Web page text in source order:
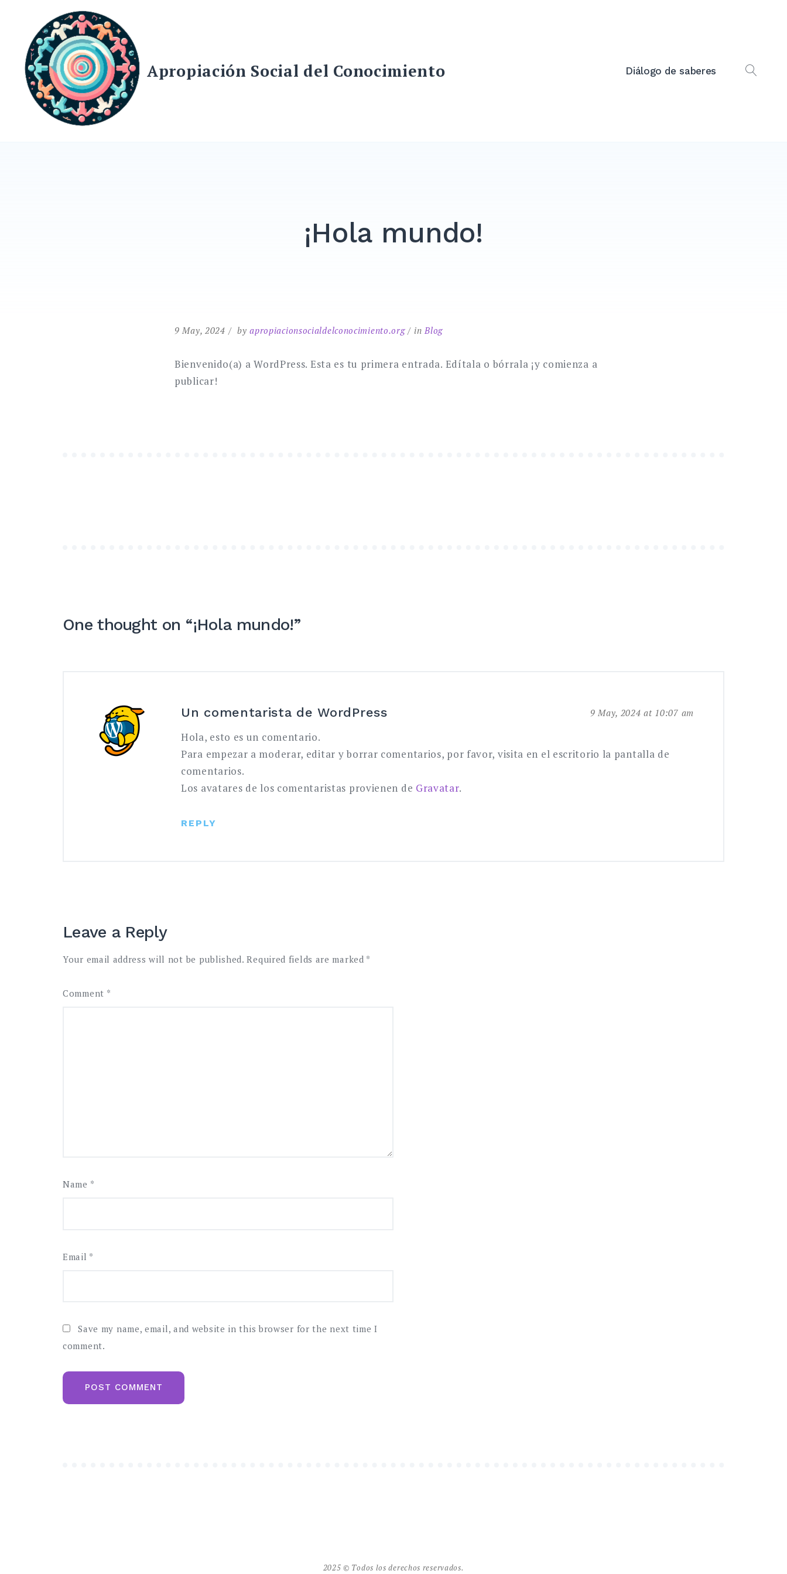
content
Apropiación Social del Conocimiento Diálogo de saberes
¡Hola mundo!
9 May, 2024 byapropiacionsocialdelconocimiento.org inBlog
Bienvenido(a) a WordPress. Esta es tu primera entrada. Edítala o bórrala ¡y comienza a
publicar!
One thought on “¡Hola mundo!”
Un comentarista de WordPress 9 May, 2024 at 10:07 am
Hola, esto es un comentario.
Para empezar a moderar, editar y borrar comentarios, por favor, visita en el escritorio la pantalla de
comentarios.
Los avatares de los comentaristas provienen de Gravatar.
REPLY
Leave a Reply
Your email address will not be published. Required fields are marked *
Comment *
Name *
Email *
Save my name, email, and website in this browser for the next time I
comment.
2025 © Todos los derechos reservados.